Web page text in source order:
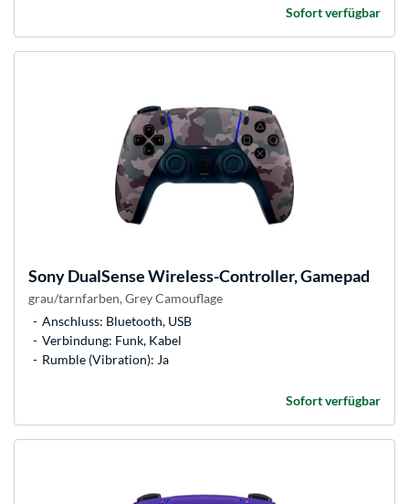
Sofort verfügbar
SonyDualSense Wireless-Controller, Gamepad
grau/tarnfarben, Grey Camouflage
Anschluss: Bluetooth, USB
Verbindung: Funk, Kabel
Rumble (Vibration): Ja
Sofort verfügbar